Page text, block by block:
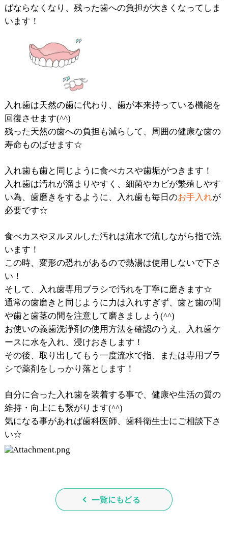
ばならなくなり、残った歯への負担が大きくなってしま
います！
入れ歯は天然の歯に代わり、歯が本来持っている機能を
回復させます(^^)
残った天然の歯への負担も減らして、周囲の健康な歯の
寿命ものばせます☆
入れ歯も歯と同じように食べカスや歯垢がつきます！
入れ歯は汚れが溜まりやすく、細菌やカビが繁殖しやす
い為、歯磨きをするように、入れ歯も毎日のお手入れが
必要です☆
食べカスやヌルヌルした汚れは流水で流しながら指で洗
います！
この時、変形の恐れがあるので熱湯は使用しないで下さ
い！
そして、入れ歯専用ブラシで汚れを丁寧に磨きます☆
通常の歯磨きと同じように力は入れすぎず、歯と歯の間
や歯と歯茎の間を注意して磨きましょう(^^)
お使いの義歯洗浄剤の使用方法を確認のうえ、入れ歯ケ
ースに水を入れ、浸けおきします！
その後、取り出してもう一度流水で指、または専用ブラ
シで薬剤をしっかり落とします！
自分に合った入れ歯を装着する事で、健康や生活の質の
維持・向上にも繋がります(^^)
気になる事があれば歯科医師、歯科衛生士にご相談下さ
い☆
一覧にもどる